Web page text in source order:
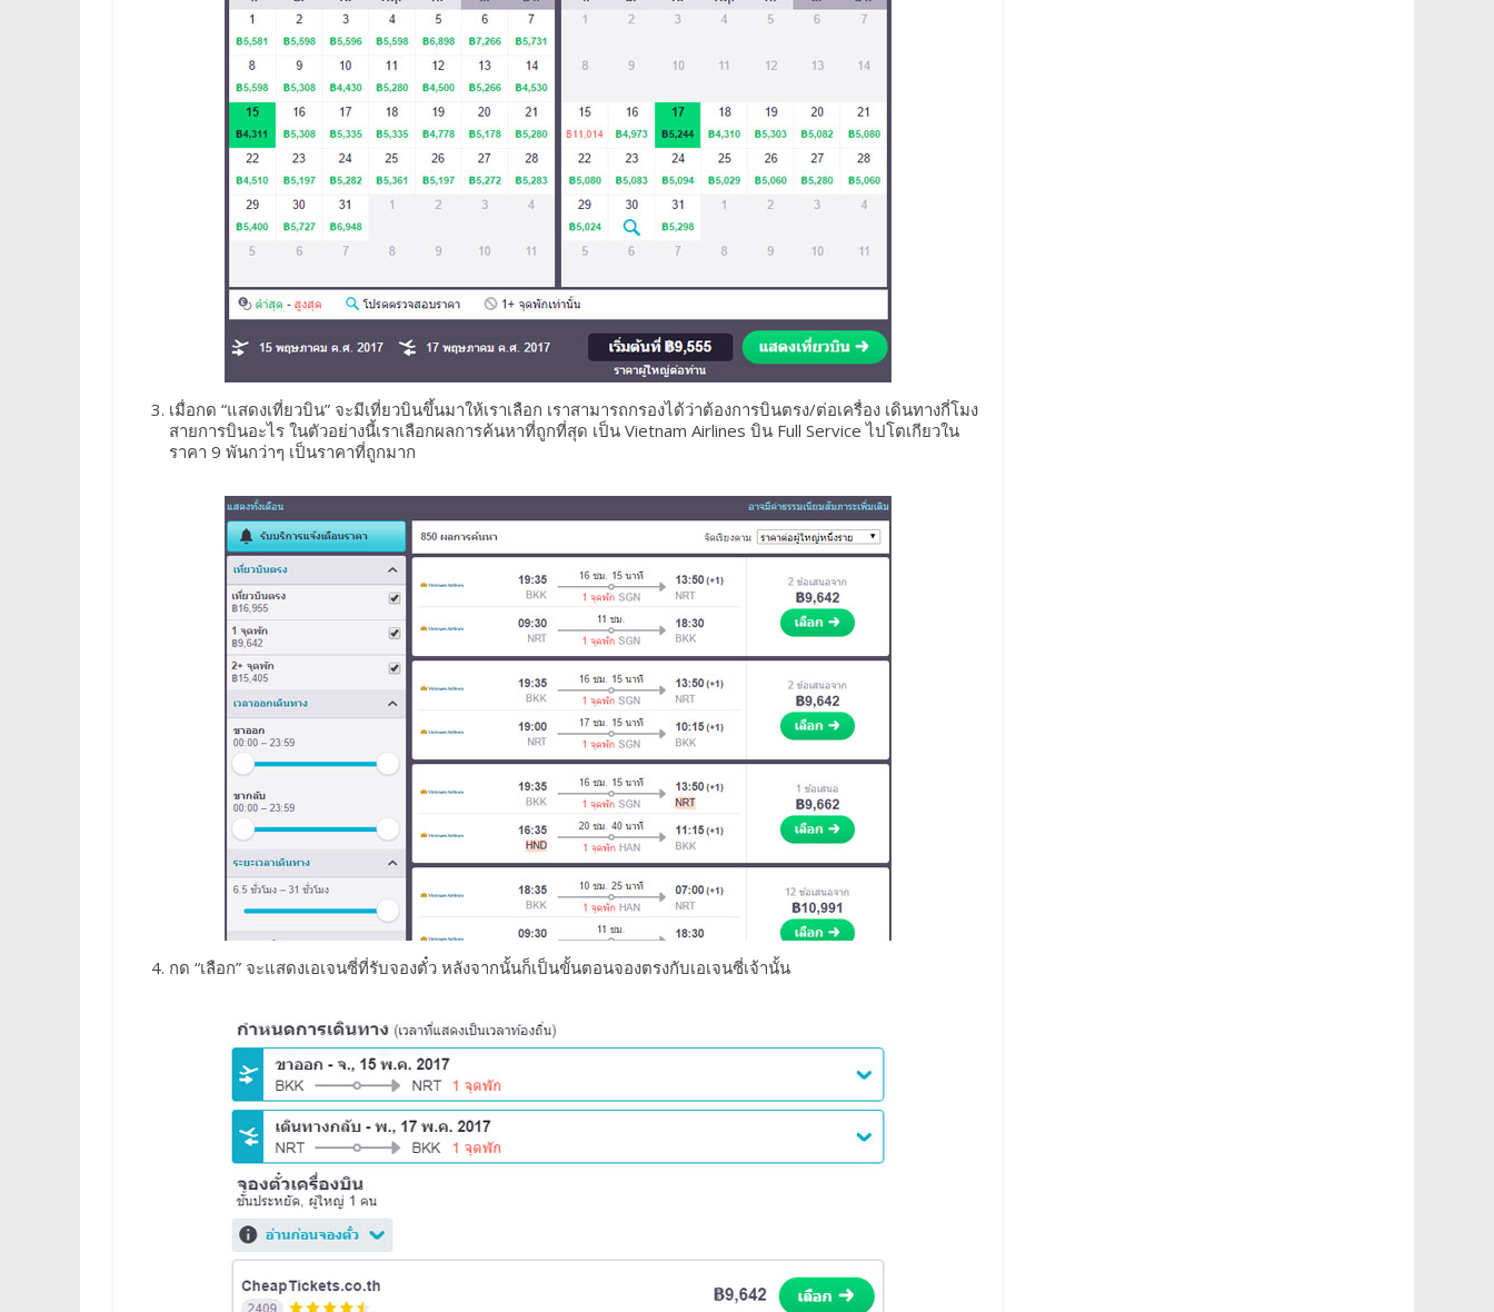
เมื่อกด “แสดงเที่ยวบิน” จะมีเที่ยวบินขึ้นมาให้เราเลือก เราสามารถกรองได้ว่าต้องการบินตรง/ต่อเครื่อง เดินทางกี่โมง
สายการบินอะไร ในตัวอย่างนี้เราเลือกผลการค้นหาที่ถูกที่สุด เป็น Vietnam Airlines บิน Full Service ไปโตเกียวใน
ราคา 9 พันกว่าๆ เป็นราคาที่ถูกมาก
กด “เลือก” จะแสดงเอเจนซี่ที่รับจองตั๋ว หลังจากนั้นก็เป็นขั้นตอนจองตรงกับเอเจนซี่เจ้านั้น